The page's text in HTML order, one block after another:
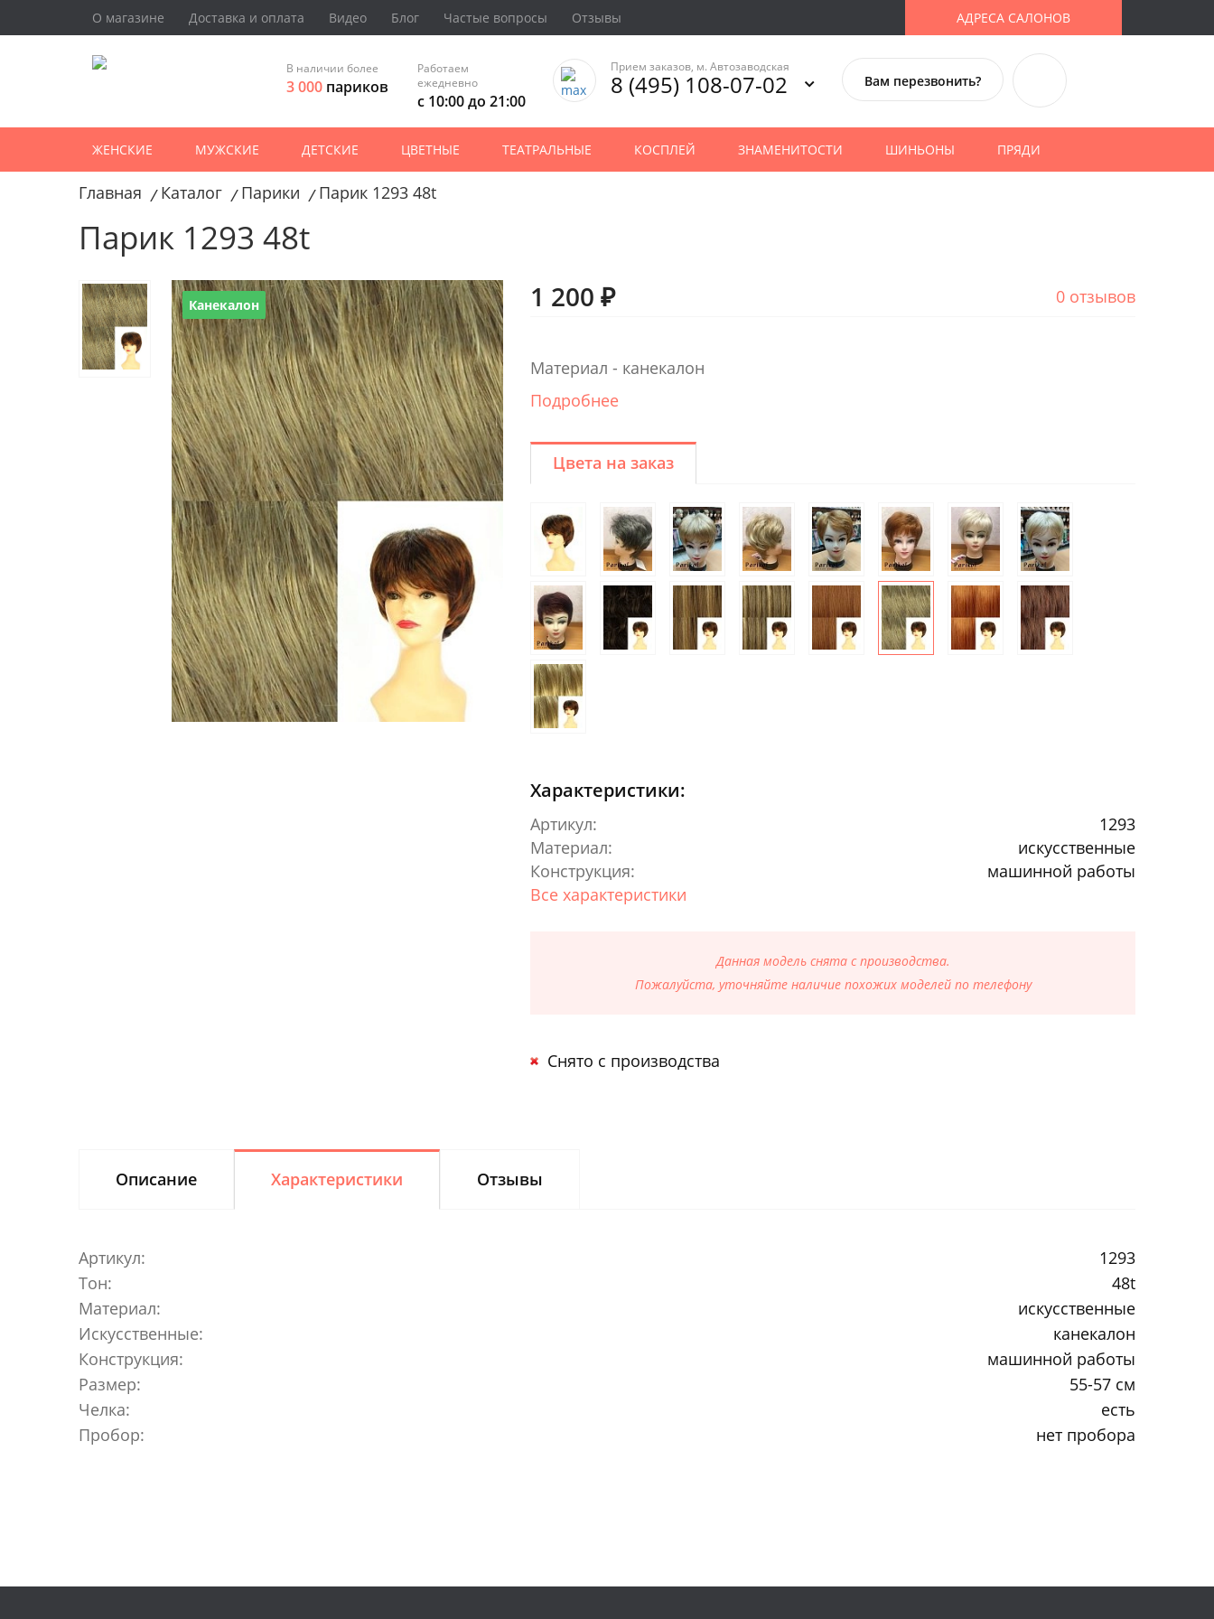
О магазине Доставка и оплата Видео Блог Частые вопросы Отзывы АДРЕСА САЛОНОВ
В наличии более
3 000 париков
Работаем
ежедневно
с 10:00 до 21:00
Прием заказов, м. Автозаводская
8 (495) 108-07-02 Вам перезвонить?
ЖЕНСКИЕ МУЖСКИЕ ДЕТСКИЕ ЦВЕТНЫЕ ТЕАТРАЛЬНЫЕ КОСПЛЕЙ ЗНАМЕНИТОСТИ ШИНЬОНЫ ПРЯДИ
Главная / Каталог / Парики / Парик 1293 48t
Парик 1293 48t
Канекалон 1 200 ₽ 0 отзывов
Материал - канекалон
Подробнее
Цвета на заказ
Характеристики:
Артикул:
1293
Материал:
искусственные
Конструкция:
машинной работы
Все характеристики
Данная модель снята с производства.
Пожалуйста, уточняйте наличие похожих моделей по телефону
Снято с производства
Описание Характеристики Отзывы
Артикул:
1293
Тон:
48t
Материал:
искусственные
Искусственные:
канекалон
Конструкция:
машинной работы
Размер:
55-57 см
Челка:
есть
Пробор:
нет пробора